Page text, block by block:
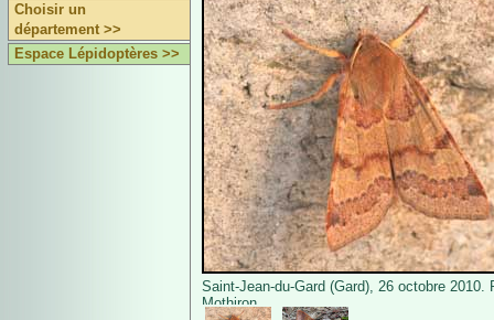
Choisir un
département >>
Espace Lépidoptères >>
Saint-Jean-du-Gard (Gard), 26 octobre 2010.
Mothiron.